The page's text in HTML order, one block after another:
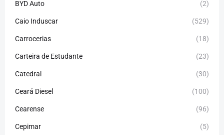
BYD Auto (2)
Caio Induscar (529)
Carrocerias (18)
Carteira de Estudante (23)
Catedral (30)
Ceará Diesel (100)
Cearense (96)
Cepimar (5)